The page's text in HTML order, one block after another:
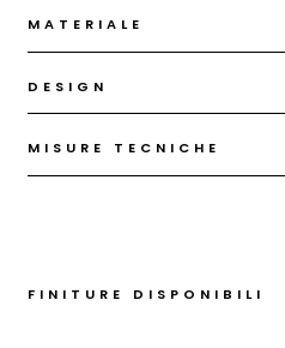
MATERIALE
DESIGN
MISURE TECNICHE
FINITURE DISPONIBILI